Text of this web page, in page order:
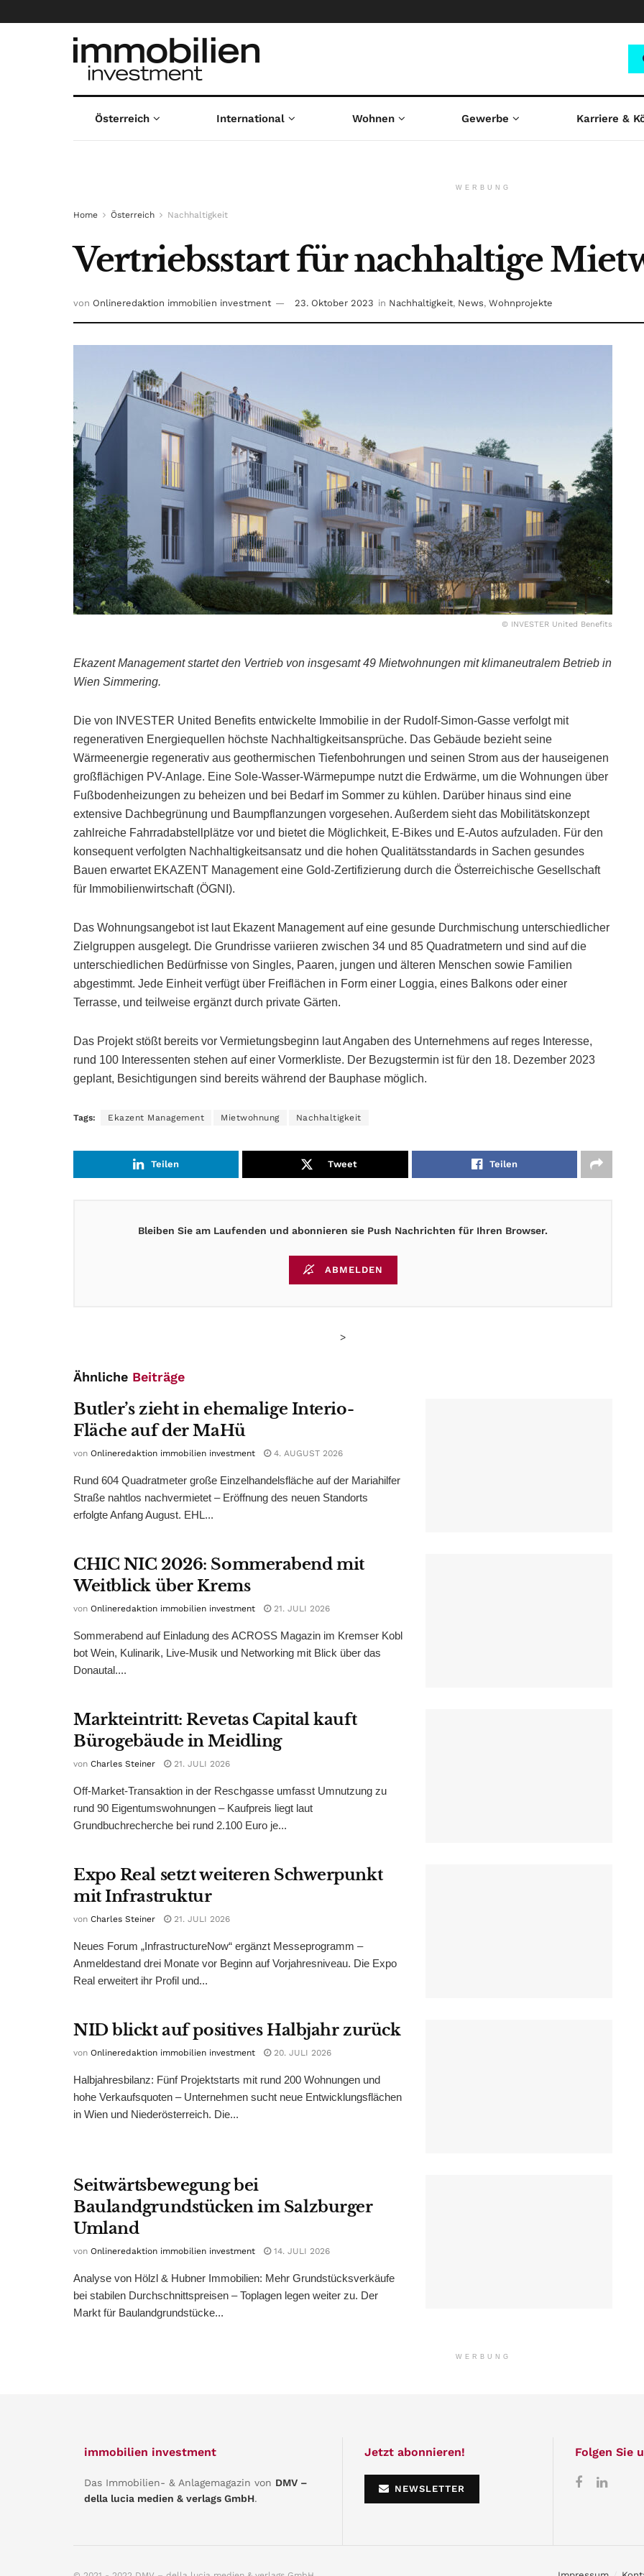
Österreich International Wohnen Gewerbe Karriere &
WERBUNG
Home Österreich Nachhaltigkeit
Vertriebsstart für nachhaltige
von Onlineredaktion immobilien investment 23. Oktober 2023 in Nachhaltigkeit, News, Wohnprojekte
© INVESTER United Benefits
Ekazent Management startet den Vertrieb von insgesamt 49 Mietwohnungen mit klimaneutralem Betrieb in
Wien Simmering.
Die von INVESTER United Benefits entwickelte Immobilie in der Rudolf-Simon-Gasse verfolgt mit
regenerativen Energiequellen höchste Nachhaltigkeitsansprüche. Das Gebäude bezieht seine
Wärmeenergie regenerativ aus geothermischen Tiefenbohrungen und seinen Strom aus der hauseigenen
großflächigen PV-Anlage. Eine Sole-Wasser-Wärmepumpe nutzt die Erdwärme, um die Wohnungen über
Fußbodenheizungen zu beheizen und bei Bedarf im Sommer zu kühlen. Darüber hinaus sind eine
extensive Dachbegrünung und Baumpflanzungen vorgesehen. Außerdem sieht das Mobilitätskonzept
zahlreiche Fahrradabstellplätze vor und bietet die Möglichkeit, E-Bikes und E-Autos aufzuladen. Für den
konsequent verfolgten Nachhaltigkeitsansatz und die hohen Qualitätsstandards in Sachen gesundes
Bauen erwartet EKAZENT Management eine Gold-Zertifizierung durch die Österreichische Gesellschaft
für Immobilienwirtschaft (ÖGNI).
Das Wohnungsangebot ist laut Ekazent Management auf eine gesunde Durchmischung unterschiedlicher
Zielgruppen ausgelegt. Die Grundrisse variieren zwischen 34 und 85 Quadratmetern und sind auf die
unterschiedlichen Bedürfnisse von Singles, Paaren, jungen und älteren Menschen sowie Familien
abgestimmt. Jede Einheit verfügt über Freiflächen in Form einer Loggia, eines Balkons oder einer
Terrasse, und teilweise ergänzt durch private Gärten.
Das Projekt stößt bereits vor Vermietungsbeginn laut Angaben des Unternehmens auf reges Interesse,
rund 100 Interessenten stehen auf einer Vormerkliste. Der Bezugstermin ist für den 18. Dezember 2023
geplant, Besichtigungen sind bereits während der Bauphase möglich.
Tags: Ekazent Management Mietwohnung Nachhaltigkeit
Teilen Tweet Teilen
Bleiben Sie am Laufenden und abonnieren sie Push Nachrichten für Ihren Browser.
ABMELDEN
>
Ähnliche Beiträge
Butler’s zieht in ehemalige Interio-
Fläche auf der MaHü
von Onlineredaktion immobilien investment 4. AUGUST 2026
Rund 604 Quadratmeter große Einzelhandelsfläche auf der Mariahilfer
Straße nahtlos nachvermietet – Eröffnung des neuen Standorts
erfolgte Anfang August. EHL...
CHIC NIC 2026: Sommerabend mit
Weitblick über Krems
von Onlineredaktion immobilien investment 21. JULI 2026
Sommerabend auf Einladung des ACROSS Magazin im Kremser Kobl
bot Wein, Kulinarik, Live-Musik und Networking mit Blick über das
Donautal....
Markteintritt: Revetas Capital kauft
Bürogebäude in Meidling
von Charles Steiner 21. JULI 2026
Off-Market-Transaktion in der Reschgasse umfasst Umnutzung zu
rund 90 Eigentumswohnungen – Kaufpreis liegt laut
Grundbuchrecherche bei rund 2.100 Euro je...
Expo Real setzt weiteren Schwerpunkt
mit Infrastruktur
von Charles Steiner 21. JULI 2026
Neues Forum „InfrastructureNow“ ergänzt Messeprogramm –
Anmeldestand drei Monate vor Beginn auf Vorjahresniveau. Die Expo
Real erweitert ihr Profil und...
NID blickt auf positives Halbjahr zurück
von Onlineredaktion immobilien investment 20. JULI 2026
Halbjahresbilanz: Fünf Projektstarts mit rund 200 Wohnungen und
hohe Verkaufsquoten – Unternehmen sucht neue Entwicklungsflächen
in Wien und Niederösterreich. Die...
Seitwärtsbewegung bei
Baulandgrundstücken im Salzburger
Umland
von Onlineredaktion immobilien investment 14. JULI 2026
Analyse von Hölzl & Hubner Immobilien: Mehr Grundstücksverkäufe
bei stabilen Durchschnittspreisen – Toplagen legen weiter zu. Der
Markt für Baulandgrundstücke...
WERBUNG
immobilien investment
Das Immobilien- & Anlagemagazin von DMV –
della lucia medien & verlags GmbH.
Jetzt abonnieren!
NEWSLETTER
Folgen Sie